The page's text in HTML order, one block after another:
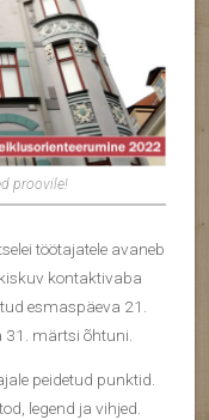
proovile!
töötajatele avaneb
kontaktivaba
esmaspäeva 21.
märtsi õhtuni.
peidetud punktid.
legend ja vihjed.